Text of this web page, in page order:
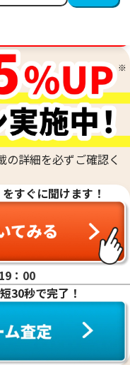
の詳細を必ずご確認く
をすぐに聞けます！
：00
30秒で完了！